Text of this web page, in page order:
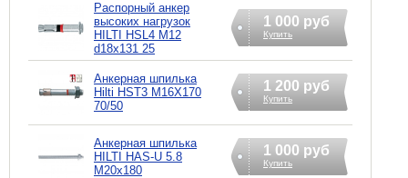
Распорный анкер
высоких нагрузок
HILTI HSL4 M12
d18x131 25
1 000 руб
Купить
Анкерная шпилька
Hilti HST3 M16X170
70/50
1 200 руб
Купить
Анкерная шпилька
HILTI HAS-U 5.8
M20x180
1 000 руб
Купить